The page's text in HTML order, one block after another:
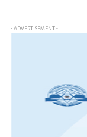
- ADVERTISEMENT -